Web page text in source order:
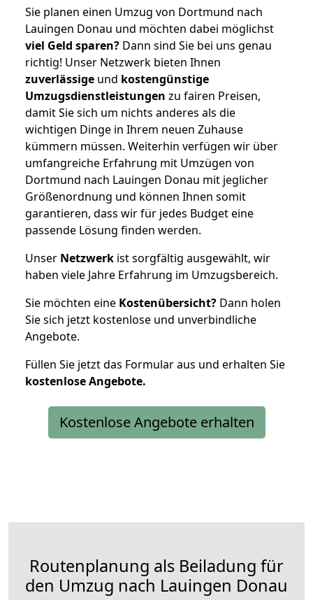
Sie planen einen Umzug von Dortmund nach
Lauingen Donau und möchten dabei möglichst
viel Geld sparen? Dann sind Sie bei uns genau
richtig! Unser Netzwerk bieten Ihnen
zuverlässige und kostengünstige
Umzugsdienstleistungen zu fairen Preisen,
damit Sie sich um nichts anderes als die
wichtigen Dinge in Ihrem neuen Zuhause
kümmern müssen. Weiterhin verfügen wir über
umfangreiche Erfahrung mit Umzügen von
Dortmund nach Lauingen Donau mit jeglicher
Größenordnung und können Ihnen somit
garantieren, dass wir für jedes Budget eine
passende Lösung finden werden.
Unser Netzwerk ist sorgfältig ausgewählt, wir
haben viele Jahre Erfahrung im Umzugsbereich.
Sie möchten eine Kostenübersicht? Dann holen
Sie sich jetzt kostenlose und unverbindliche
Angebote.
Füllen Sie jetzt das Formular aus und erhalten Sie
kostenloseAngebote.
Kostenlose Angebote erhalten
Routenplanung als Beiladung für
den Umzug nach Lauingen Donau